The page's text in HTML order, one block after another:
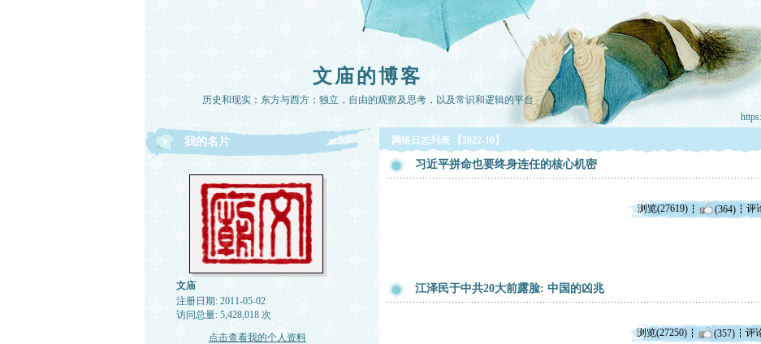
文庙的博客
历史和现实；东方与西方；独立，自由的观察及思考，以及常识和逻辑的平台
我的名片
文庙
注册日期: 2011-05-02
访问总量: 5,428,018 次
点击查看我的个人资料
网络日志列表 【2022-10】
习近平拼命也要终身连任的核心机密
浏览(27619) (364) 评
江泽民于中共20大前露脸: 中国的凶兆
浏览(27250) (357) 评